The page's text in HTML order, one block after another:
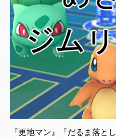
『更地マン』『だるま落